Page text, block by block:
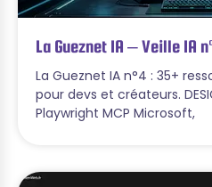
La Gueznet IA – Veille IA
La Gueznet IA n°4 : 35+
pour devs et créateurs.
Playwright MCP Microsoft,